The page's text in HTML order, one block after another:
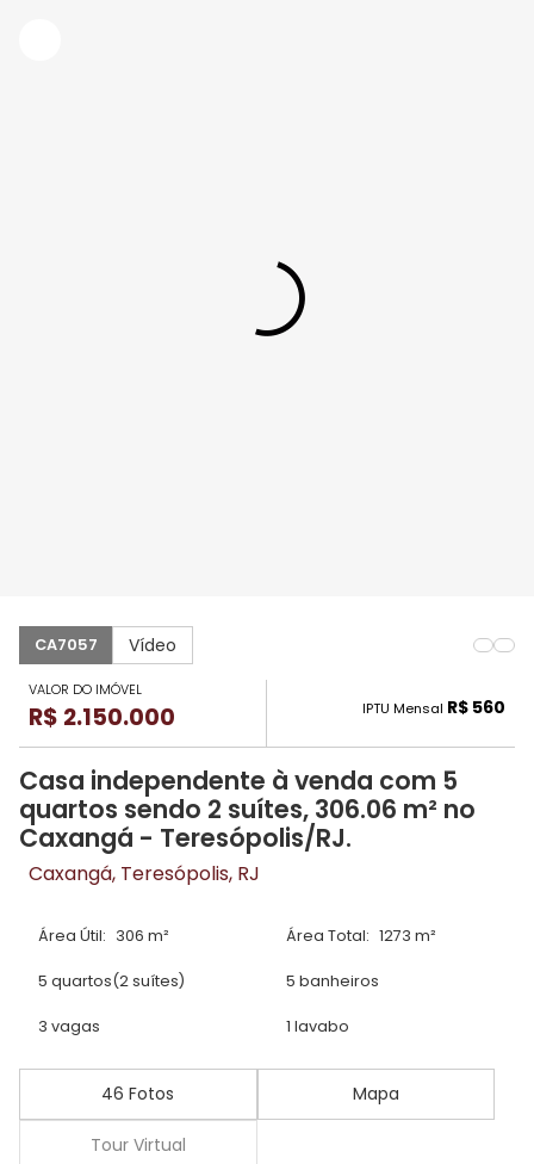
CA7057 Vídeo
VALOR DO IMÓVEL
R$ 2.150.000 IPTU Mensal R$ 560
Casa independente à venda com 5
quartos sendo 2 suítes, 306.06 m² no
Caxangá - Teresópolis/RJ.
Caxangá, Teresópolis, RJ
Área Útil: 306 m² Área Total: 1273 m²
5 quartos(2 suítes) 5 banheiros
3 vagas 1 lavabo
46 Fotos Mapa
Tour Virtual